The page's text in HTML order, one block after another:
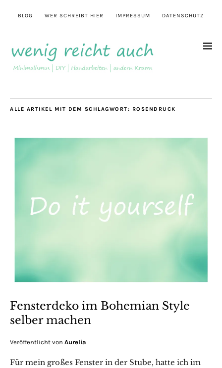
BLOG WER SCHREIBT HIER IMPRESSUM DATENSCHUTZ
ALLE ARTIKEL MIT DEM SCHLAGWORT: ROSENDRUCK
Fensterdeko im Bohemian Style
selber machen
Veröffentlicht von Aurelia
Für mein großes Fenster in der Stube, hatte ich im